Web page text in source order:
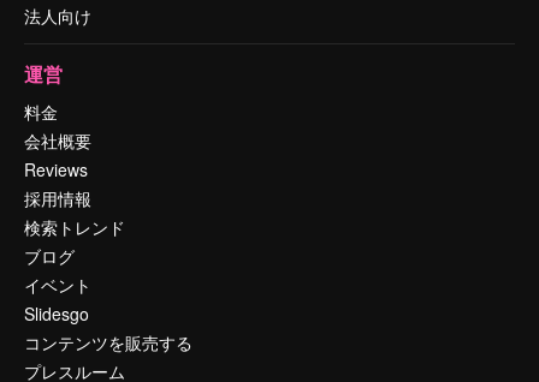
法人向け
運営
料金
会社概要
Reviews
採用情報
検索トレンド
ブログ
イベント
Slidesgo
コンテンツを販売する
プレスルーム